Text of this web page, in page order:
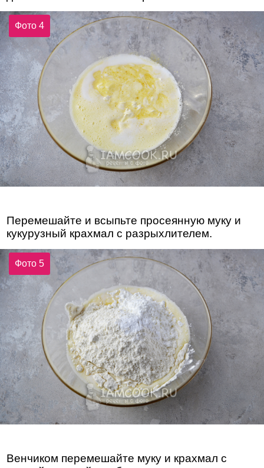
Фото 4
Перемешайте и всыпьте просеянную муку и
кукурузный крахмал с разрыхлителем.
Фото 5
Венчиком перемешайте муку и крахмал с